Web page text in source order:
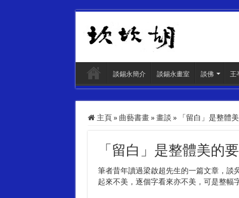
談錫永簡介 談錫永畫室 談佛 王
主頁 » 曲藝書畫 » 畫談 » 「留白」是整體
「留白」是整體美的
筆者昔年讀過梁啟超先生的一篇文章，談
起來不美，逐個字看來亦不美，可是整幅